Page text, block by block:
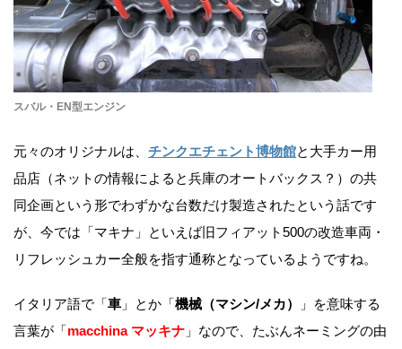
スバル・EN型エンジン
元々のオリジナルは、 チンクエチェント博物館と大手カー用
品店（ネットの情報によると兵庫のオートバックス？）の共
同企画という形でわずかな台数だけ製造されたという話です
が、今では「マキナ」といえば旧フィアット500の改造車両・
リフレッシュカー全般を指す通称となっているようですね。
イタリア語で「車 」とか「機械（マシン/メカ）
」を意味する
言葉が「macchina マッキナ 」なので、たぶんネーミングの由